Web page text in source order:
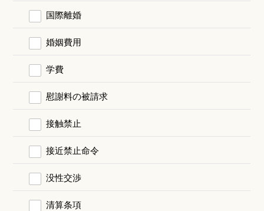
国際離婚
婚姻費用
学費
慰謝料の被請求
接触禁止
接近禁止命令
没性交渉
清算条項